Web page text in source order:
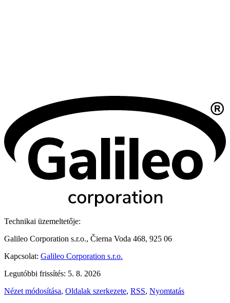
Technikai üzemeltetője:
Galileo Corporation s.r.o., Čierna Voda 468, 925 06
Kapcsolat: Galileo Corporation s.r.o.
Legutóbbi frissítés: 5. 8. 2026
Nézet módosítása, Oldalak szerkezete, RSS, Nyomtatás